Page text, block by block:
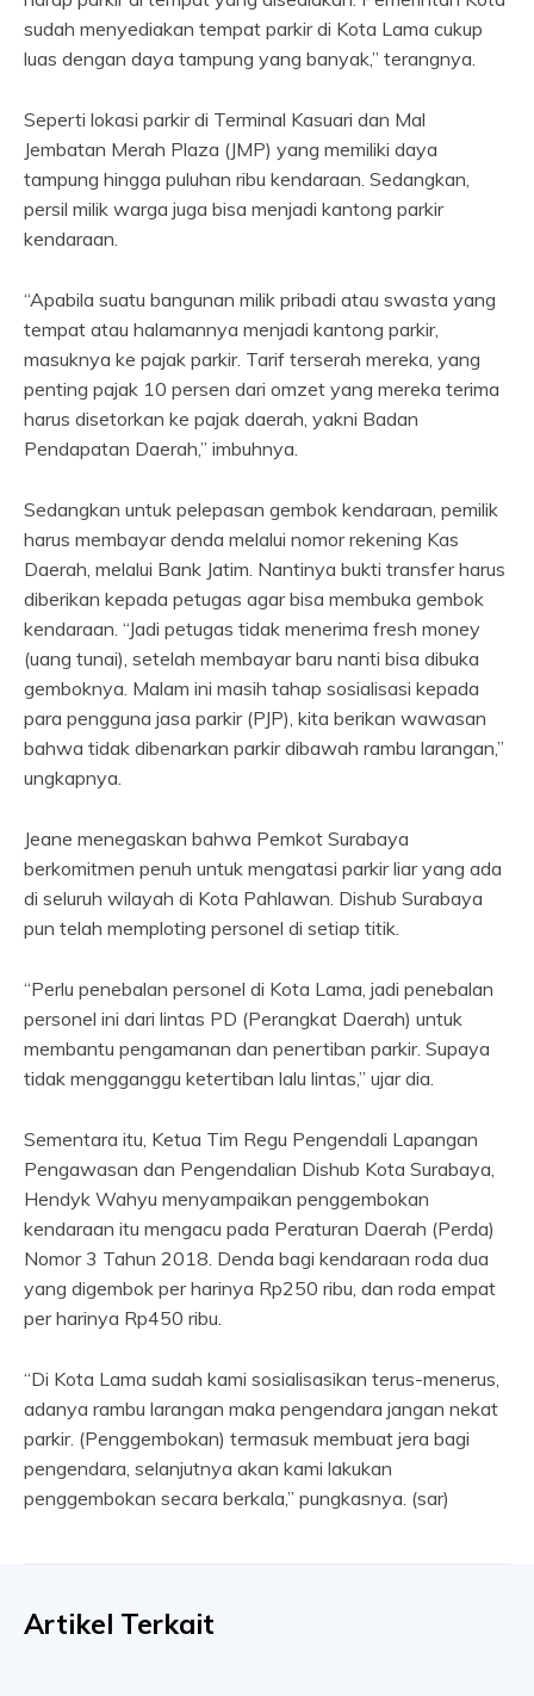
sudah menyediakan tempat parkir di Kota Lama cukup
luas dengan daya tampung yang banyak,” terangnya.
Seperti lokasi parkir di Terminal Kasuari dan Mal
Jembatan Merah Plaza (JMP) yang memiliki daya
tampung hingga puluhan ribu kendaraan. Sedangkan,
persil milik warga juga bisa menjadi kantong parkir
kendaraan.
“Apabila suatu bangunan milik pribadi atau swasta yang
tempat atau halamannya menjadi kantong parkir,
masuknya ke pajak parkir. Tarif terserah mereka, yang
penting pajak 10 persen dari omzet yang mereka terima
harus disetorkan ke pajak daerah, yakni Badan
Pendapatan Daerah,” imbuhnya.
Sedangkan untuk pelepasan gembok kendaraan, pemilik
harus membayar denda melalui nomor rekening Kas
Daerah, melalui Bank Jatim. Nantinya bukti transfer harus
diberikan kepada petugas agar bisa membuka gembok
kendaraan. “Jadi petugas tidak menerima fresh money
(uang tunai), setelah membayar baru nanti bisa dibuka
gemboknya. Malam ini masih tahap sosialisasi kepada
para pengguna jasa parkir (PJP), kita berikan wawasan
bahwa tidak dibenarkan parkir dibawah rambu larangan,”
ungkapnya.
Jeane menegaskan bahwa Pemkot Surabaya
berkomitmen penuh untuk mengatasi parkir liar yang ada
di seluruh wilayah di Kota Pahlawan. Dishub Surabaya
pun telah memploting personel di setiap titik.
“Perlu penebalan personel di Kota Lama, jadi penebalan
personel ini dari lintas PD (Perangkat Daerah) untuk
membantu pengamanan dan penertiban parkir. Supaya
tidak mengganggu ketertiban lalu lintas,” ujar dia.
Sementara itu, Ketua Tim Regu Pengendali Lapangan
Pengawasan dan Pengendalian Dishub Kota Surabaya,
Hendyk Wahyu menyampaikan penggembokan
kendaraan itu mengacu pada Peraturan Daerah (Perda)
Nomor 3 Tahun 2018. Denda bagi kendaraan roda dua
yang digembok per harinya Rp250 ribu, dan roda empat
per harinya Rp450 ribu.
“Di Kota Lama sudah kami sosialisasikan terus-menerus,
adanya rambu larangan maka pengendara jangan nekat
parkir. (Penggembokan) termasuk membuat jera bagi
pengendara, selanjutnya akan kami lakukan
penggembokan secara berkala,” pungkasnya. (sar)
Artikel Terkait